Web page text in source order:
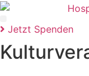
Jetzt Spenden